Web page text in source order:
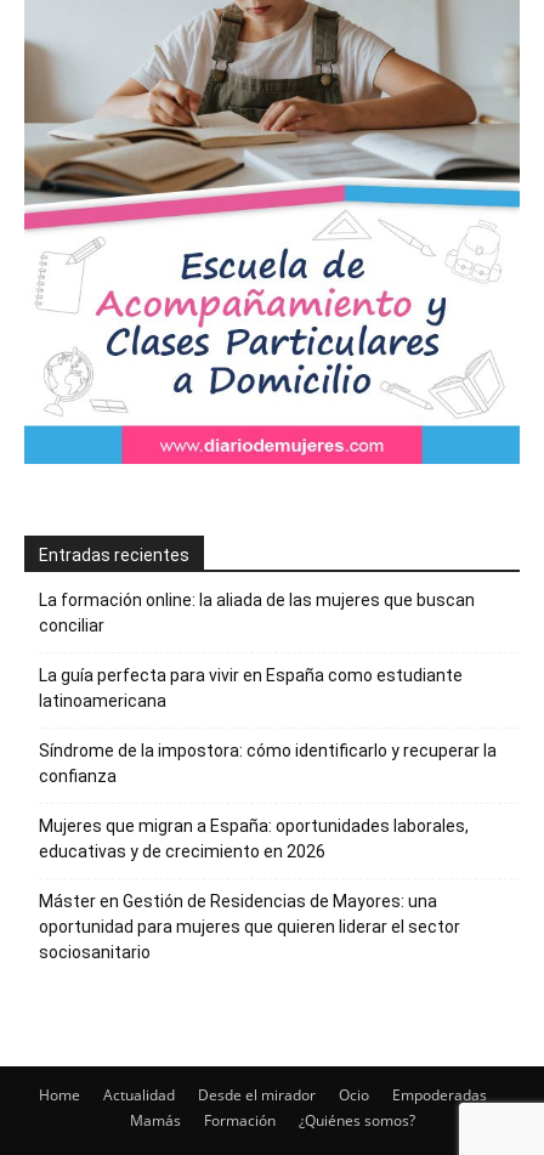
Entradas recientes
La formación online: la aliada de las mujeres que buscan
conciliar
La guía perfecta para vivir en España como estudiante
latinoamericana
Síndrome de la impostora: cómo identificarlo y recuperar la
confianza
Mujeres que migran a España: oportunidades laborales,
educativas y de crecimiento en 2026
Máster en Gestión de Residencias de Mayores: una
oportunidad para mujeres que quieren liderar el sector
sociosanitario
Home Actualidad Desde el mirador Ocio
Empoderadas
Mamás
Formación ¿Quiénes somos?